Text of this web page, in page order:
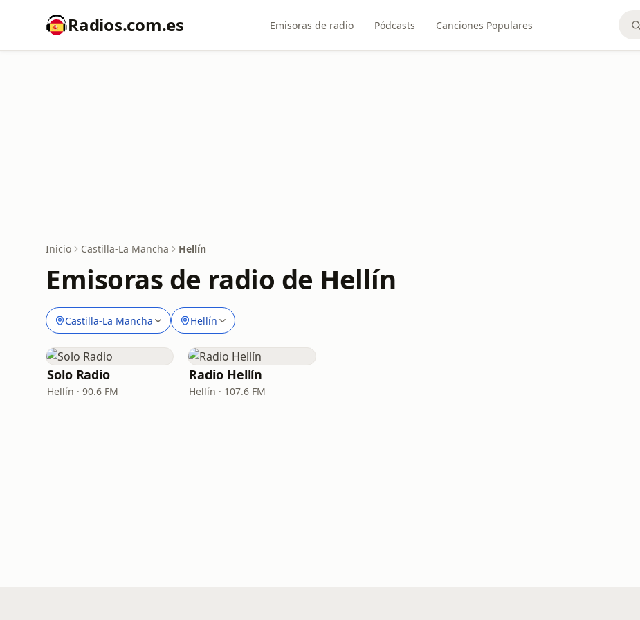
Radios.com.es Emisoras de radio Pódcasts Canciones Populares
Inicio Castilla-La Mancha Hellín
Emisoras de radio de Hellín
Castilla-La Mancha Hellín
Solo Radio
Hellín · 90.6 FM
Radio Hellín
Hellín · 107.6 FM